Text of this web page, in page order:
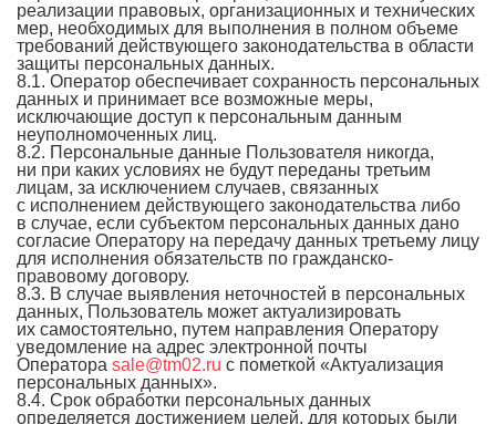
реализации правовых, организационных и технических
мер, необходимых для выполнения в полном объеме
требований действующего законодательства в области
защиты персональных данных.
8.1. Оператор обеспечивает сохранность персональных
данных и принимает все возможные меры,
исключающие доступ к персональным данным
неуполномоченных лиц.
8.2. Персональные данные Пользователя никогда,
ни при каких условиях не будут переданы третьим
лицам, за исключением случаев, связанных
с исполнением действующего законодательства либо
в случае, если субъектом персональных данных дано
согласие Оператору на передачу данных третьему лицу
для исполнения обязательств по гражданско-
правовому договору.
8.3. В случае выявления неточностей в персональных
данных, Пользователь может актуализировать
их самостоятельно, путем направления Оператору
уведомление на адрес электронной почты
Оператора sale@tm02.ru с пометкой «Актуализация
персональных данных».
8.4. Срок обработки персональных данных
определяется достижением целей, для которых были